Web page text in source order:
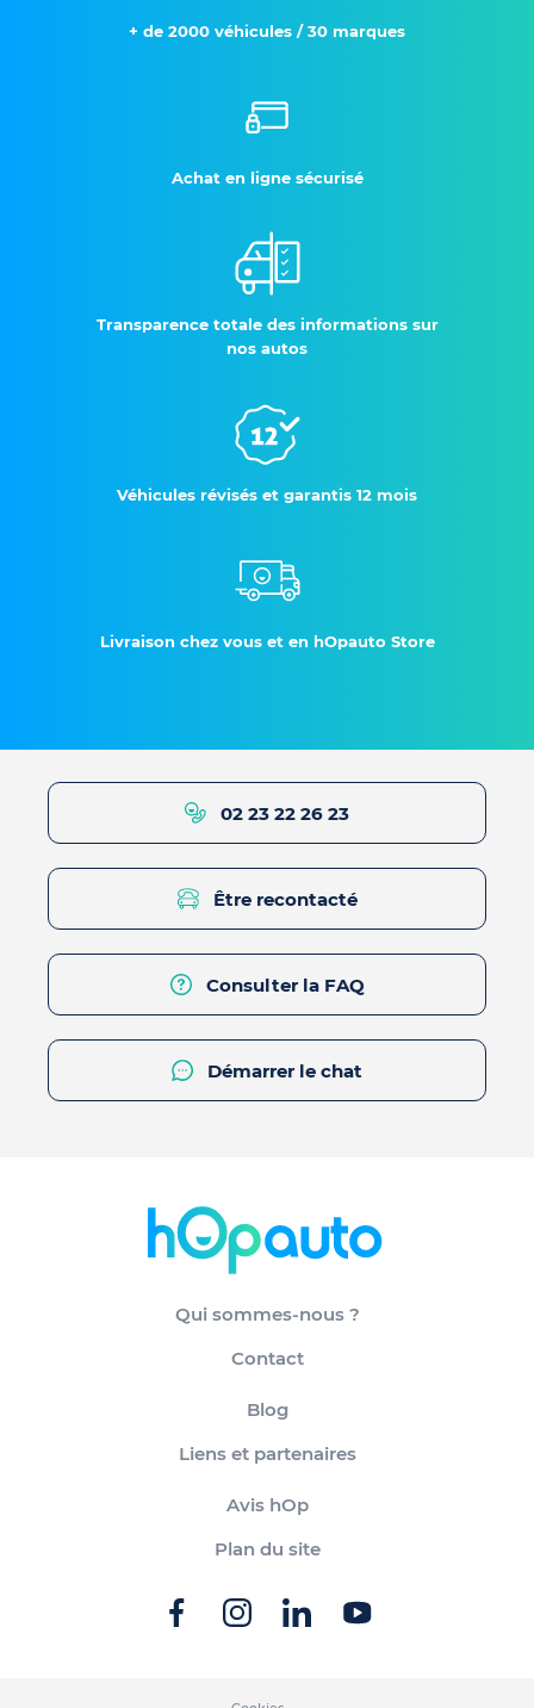
+ de 2000 véhicules / 30 marques
Achat en ligne sécurisé
Transparence totale des informations sur
nos autos
Véhicules révisés et garantis 12 mois
Livraison chez vous et en hOpauto Store
02 23 22 26 23
Être recontacté
Consulter la FAQ
Démarrer le chat
Qui sommes-nous ?
Contact
Blog
Liens et partenaires
Avis hOp
Plan du site